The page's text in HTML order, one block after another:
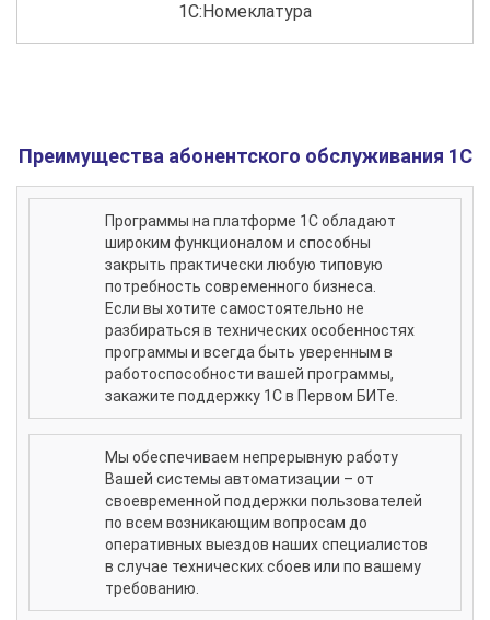
1С:Номеклатура
Преимущества абонентского обслуживания 1С
Программы на платформе 1С обладают
широким функционалом и способны
закрыть практически любую типовую
потребность современного бизнеса.
Если вы хотите самостоятельно не
разбираться в технических особенностях
программы и всегда быть уверенным в
работоспособности вашей программы,
закажите поддержку 1С в Первом БИТе.
Мы обеспечиваем непрерывную работу
Вашей системы автоматизации – от
своевременной поддержки пользователей
по всем возникающим вопросам до
оперативных выездов наших специалистов
в случае технических сбоев или по вашему
требованию.